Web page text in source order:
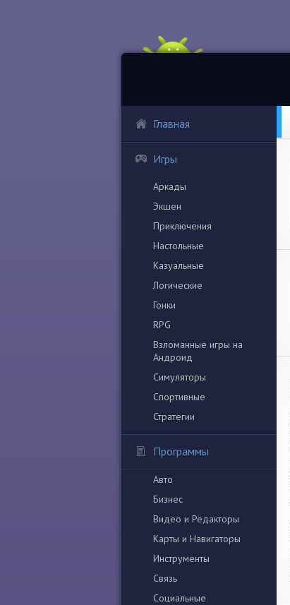
Главная
Игры
Аркады
Экшен
Приключения
Настольные
Казуальные
Логические
Гонки
RPG
Взломанные игры на
Андроид
Симуляторы
Спортивные
Стратегии
Программы
Авто
Бизнес
Видео и Редакторы
Карты и Навигаторы
Инструменты
Связь
Социальные